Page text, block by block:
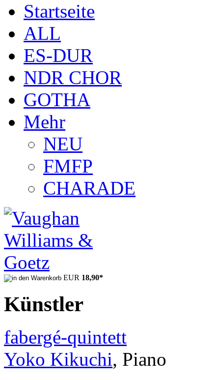
Startseite
ALL
ES-DUR
NDR CHOR
GOTHA
Mehr
NEU
FMFP
CHARADE
EUR 18,90*
Künstler
fabergé-quintett
Yoko Kikuchi, Piano